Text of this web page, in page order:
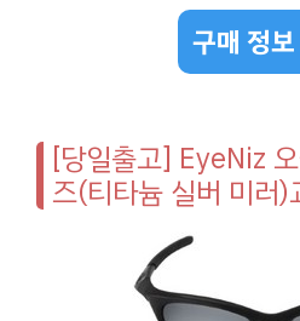
구매 정
[당일출고] EyeNiz
즈(티타늄 실버 미러